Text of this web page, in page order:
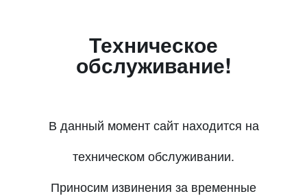
Техническое
обслуживание!
В данный момент сайт находится на
техническом обслуживании.
Приносим извинения за временные